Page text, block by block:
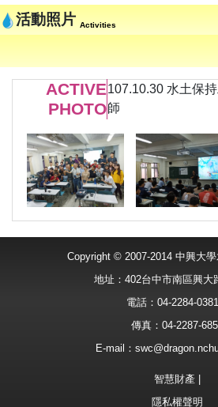
活動照片 Activities
ACTIVE
PHOTO
107.10.30 水土保
師
Copyright © 2007-2014 中興大
地址：402台中市南區興
電話：04-2284-
傳真：04-2287-
E-mail：
智慧財產
隱私權聲明